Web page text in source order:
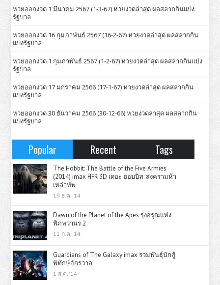
หวยออกงวด 1 มีนาคม 2567 (1-3-67) หวยงวดล่าสุด ผลสลากกินแบ่ง
รัฐบาล
หวยออกงวด 16 กุมภาพันธ์ 2567 (16-2-67) หวยงวดล่าสุด ผลสลากกิน
แบ่งรัฐบาล
หวยออกงวด 1 กุมภาพันธ์ 2567 (1-2-67) หวยงวดล่าสุด ผลสลากกินแบ่ง
รัฐบาล
หวยออกงวด 17 มกราคม 2566 (17-1-67) หวยงวดล่าสุด ผลสลากกิน
แบ่งรัฐบาล
หวยออกงวด 30 ธันวาคม 2566 (30-12-66) หวยงวดล่าสุด ผลสลากกิน
แบ่งรัฐบาล
Popular Recent Tags
The Hobbit: The Battle of the Five Armies
(2014) imax HFR 3D เดอะ ฮอบบิท: สงครามห้า
เหล่าทัพ
19 ธ.ค. '14
Dawn of the Planet of the Apes รุ่งอรุณแห่ง
พิภพวานร 2
11 ก.ค. '14
Guardians of The Galaxy imax รวมพันธุ์นักสู้
พิทักษ์จักรวาล
1 ส.ค. '14